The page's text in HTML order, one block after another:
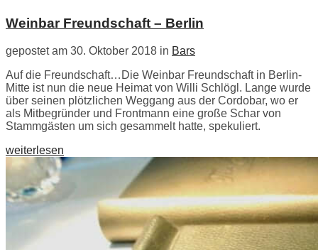
Weinbar Freundschaft – Berlin
gepostet am 30. Oktober 2018 in Bars
Auf die Freundschaft…Die Weinbar Freundschaft in Berlin-
Mitte ist nun die neue Heimat von Willi Schlögl. Lange wurde
über seinen plötzlichen Weggang aus der Cordobar, wo er
als Mitbegründer und Frontmann eine große Schar von
Stammgästen um sich gesammelt hatte, spekuliert.
weiterlesen